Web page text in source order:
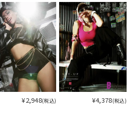
¥2,948(税込) ¥4,378(税込)